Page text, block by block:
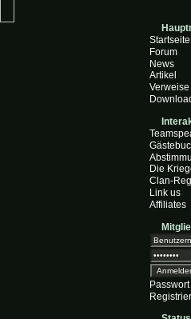
Startseite
Forum
News
Artikel
Verweise
Die
Clan-
Link us
Affiliates